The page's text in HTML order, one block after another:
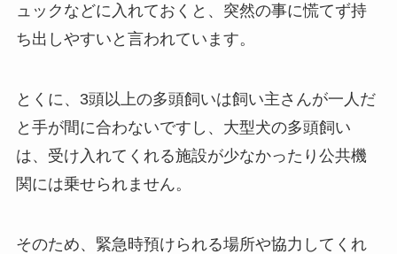
ュックなどに入れておくと、突然の事に慌てず持
ち出しやすいと言われています。
とくに、3頭以上の多頭飼いは飼い主さんが一人だ
と手が間に合わないですし、大型犬の多頭飼い
は、受け入れてくれる施設が少なかったり公共機
関には乗せられません。
そのため、緊急時預けられる場所や協力してくれ